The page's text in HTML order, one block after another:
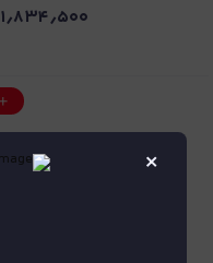
۱٫۸۳۴٫۵۰۰
×